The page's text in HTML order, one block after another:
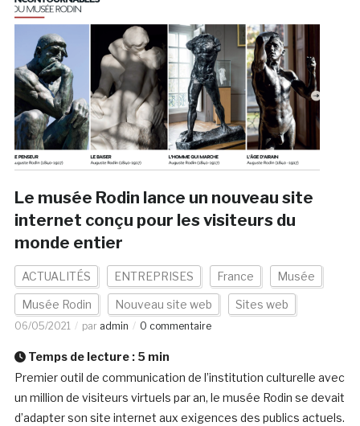
Le musée Rodin lance un nouveau site
internet conçu pour les visiteurs du
monde entier
ACTUALITÉS ENTREPRISES France Musée
Musée Rodin Nouveau site web Sites web
06/05/2021 par admin 0 commentaire
Temps de lecture : 5 min
Premier outil de communication de l’institution culturelle avec
un million de visiteurs virtuels par an, le musée Rodin se devait
d’adapter son site internet aux exigences des publics actuels.